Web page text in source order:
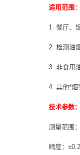
适用范围：
1. 餐厅、饭
2. 检测油烟
3. 非食用油
4. 其他*烟
技术参数：
测量范围：
精度：±0.2